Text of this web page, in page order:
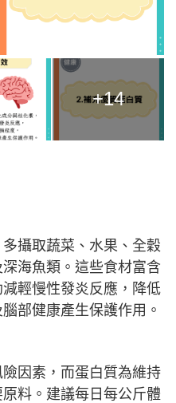
+14
攝取蔬菜、水果、全穀
海魚類。這些食材富含
輕慢性發炎反應，降低
部健康產生保護作用。
因素，而蛋白質為維持
料。建議每日每公斤體